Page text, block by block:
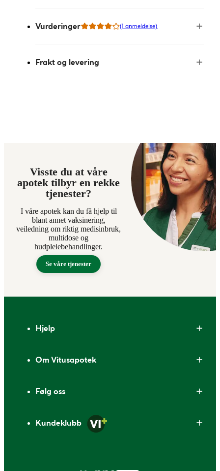
Vurderinger (1 anmeldelse)
Frakt og levering
Visste du at våre
apotek tilbyr en rekke
tjenester?
I våre apotek kan du få hjelp til
blant annet vaksinering,
veiledning om riktig medisinbruk,
multidose og
hudpleiebehandlinger.
Se våre tjenester
Hjelp
Om Vitusapotek
Følg oss
Kundeklubb